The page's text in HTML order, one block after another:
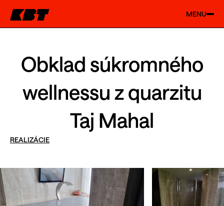
MENU
Obklad súkromného
wellnessu z quarzitu
Taj Mahal
REALIZÁCIE